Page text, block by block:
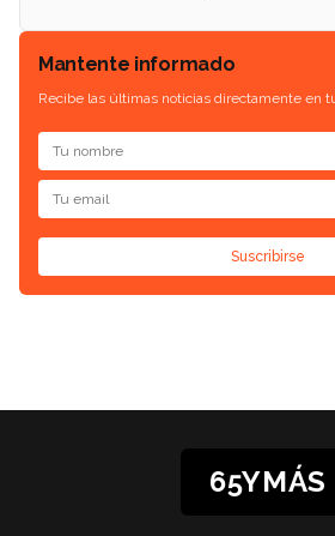
Mantente informado
Recibe las últimas noticias directamente en
Suscribirse
65YMÁS